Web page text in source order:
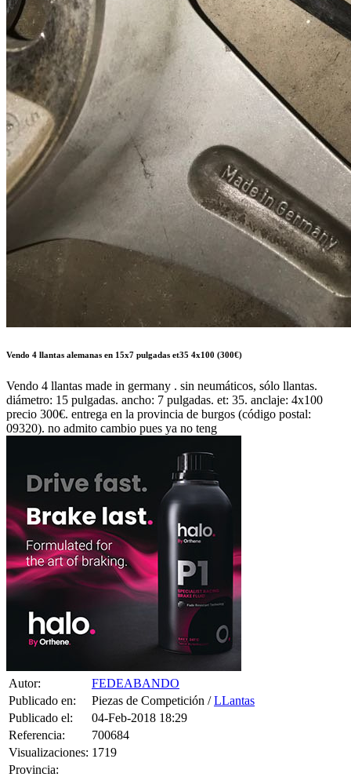
Vendo 4 llantas alemanas en 15x7 pulgadas et35 4x100 (300€)
Vendo 4 llantas made in germany . sin neumáticos, sólo llantas.
diámetro: 15 pulgadas. ancho: 7 pulgadas. et: 35. anclaje: 4x100
precio 300€. entrega en la provincia de burgos (código postal:
09320). no admito cambio pues ya no teng
Autor:
FEDEABANDO
Publicado en:
Piezas de Competición /LLantas
Publicado el:
04-Feb-2018 18:29
Referencia:
700684
Visualizaciones: 1719
Provincia: